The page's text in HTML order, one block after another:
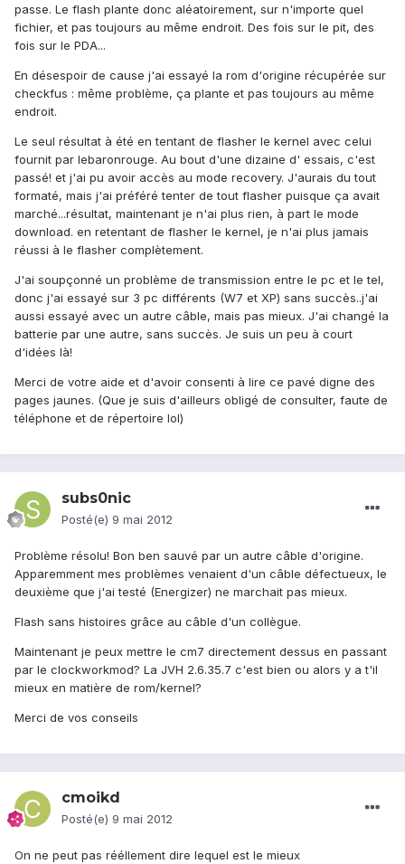
passe. Le flash plante donc aléatoirement, sur n'importe quel
fichier, et pas toujours au même endroit. Des fois sur le pit, des
fois sur le PDA...
En désespoir de cause j'ai essayé la rom d'origine récupérée sur
checkfus : même problème, ça plante et pas toujours au même
endroit.
Le seul résultat à été en tentant de flasher le kernel avec celui
fournit par lebaronrouge. Au bout d'une dizaine d' essais, c'est
passé! et j'ai pu avoir accès au mode recovery. J'aurais du tout
formaté, mais j'ai préféré tenter de tout flasher puisque ça avait
marché...résultat, maintenant je n'ai plus rien, à part le mode
download. en retentant de flasher le kernel, je n'ai plus jamais
réussi à le flasher complètement.
J'ai soupçonné un problème de transmission entre le pc et le tel,
donc j'ai essayé sur 3 pc différents (W7 et XP) sans succès..j'ai
aussi essayé avec un autre câble, mais pas mieux. J'ai changé la
batterie par une autre, sans succès. Je suis un peu à court
d'idées là!
Merci de votre aide et d'avoir consenti à lire ce pavé digne des
pages jaunes. (Que je suis d'ailleurs obligé de consulter, faute de
téléphone et de répertoire lol)
subs0nic
Posté(e) 9 mai 2012
Problème résolu! Bon ben sauvé par un autre câble d'origine.
Apparemment mes problèmes venaient d'un câble défectueux, le
deuxième que j'ai testé (Energizer) ne marchait pas mieux.
Flash sans histoires grâce au câble d'un collègue.
Maintenant je peux mettre le cm7 directement dessus en passant
par le clockworkmod? La JVH 2.6.35.7 c'est bien ou alors y a t'il
mieux en matière de rom/kernel?
Merci de vos conseils
cmoikd
Posté(e) 9 mai 2012
On ne peut pas rééllement dire lequel est le mieux